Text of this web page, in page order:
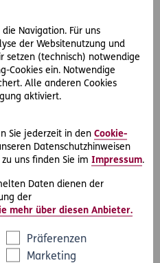
Navigation. Für uns
der Websitenutzung und
setzen (technisch) notwendige
Cookies ein. Notwendige
Alle anderen Cookies
aktiviert.
Sie jederzeit in den Cookie-
Datenschutzhinweisen
uns finden Sie im Impressum.
Daten dienen der
der
mehr über diesen Anbieter.
Präferenzen
Marketing
von allenfalls mehreren
ist, muss eine
Zentralen
wird also nur
Vermögen vorhanden
zu treffen sind (wie
Banken zu Problemen
recht geringe Beträge
den privaten Bereich
Vertretung eines